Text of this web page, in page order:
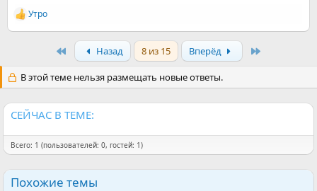
Р
е
и
и
Утро
Назад 8 из 15 Вперёд
В этой теме нельзя размещать новые ответы.
СЕЙЧАС В ТЕМЕ:
Всего: 1 (пользователей: 0, гостей: 1)
Похожие темы